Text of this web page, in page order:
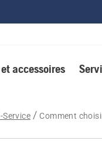
accessoires
Service Comment